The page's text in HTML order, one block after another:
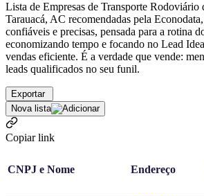
Lista de Empresas de Transporte
Tarauacá, AC recomendadas pela
confiáveis e precisas, pensada para a rotina
economizando tempo e focando no Lead
vendas eficiente. É a verdade que vende:
leads qualificados no seu funil.
Exportar
Nova lista
Copiar link
CNPJ e Nome Endereço